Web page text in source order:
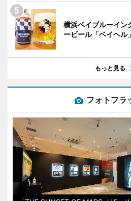
横浜ベイブルーイ
ービール「ベイヘル」
もっと見る
フォトフラ